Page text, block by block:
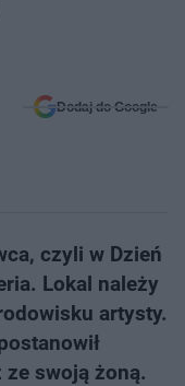
Dodaj do Google
czyli w Dzień
Lokal należy
artysty.
swoją żoną.